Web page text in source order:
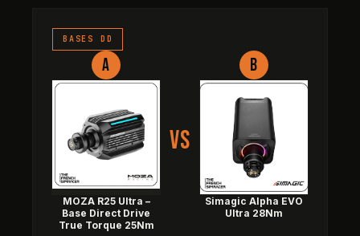
BASES DD
A
MOZA R25 Ultra –
Base Direct Drive
True Torque 25Nm
VS
B
Simagic Alpha EVO
Ultra 28Nm
MOZA R25 Ultra – Base Direct